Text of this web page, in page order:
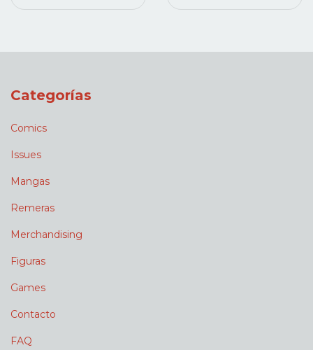
Categorías
Comics
Issues
Mangas
Remeras
Merchandising
Figuras
Games
Contacto
FAQ